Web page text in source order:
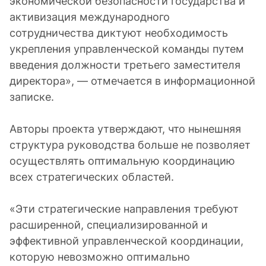
активизация международного
сотрудничества диктуют необходимость
укрепления управленческой команды путем
введения должности третьего заместителя
директора», — отмечается в информационной
записке.
Авторы проекта утверждают, что нынешняя
структура руководства больше не позволяет
осуществлять оптимальную координацию
всех стратегических областей.
«Эти стратегические направления требуют
расширенной, специализированной и
эффективной управленческой координации,
которую невозможно оптимально